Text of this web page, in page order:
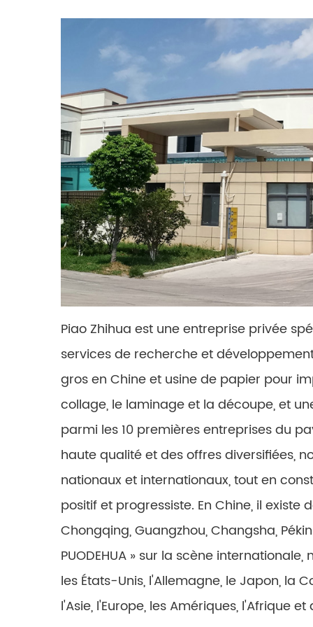
Piao Zhihua est une entreprise privée
services de recherche et
gros en Chine et usine de papier pour
collage, le laminage et la découpe, et
parmi les 10 premières entreprises du
haute qualité et des offres diversifiées,
nationaux et internationaux, tout en
positif et progressiste. En Chine, il
Chongqing, Guangzhou, Changsha,
PUODEHUA » sur la scène
les États-Unis, l'Allemagne, le Japon, la
l'Asie, l'Europe, les Amériques, l'Afrique